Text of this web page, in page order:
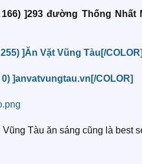
166) ]293 đường Thống Nhất
]Ăn Vặt Vũng Tàu[/COLOR]
0) ]anvatvungtau.vn[/COLOR]
Tàu ăn sáng cũng là best